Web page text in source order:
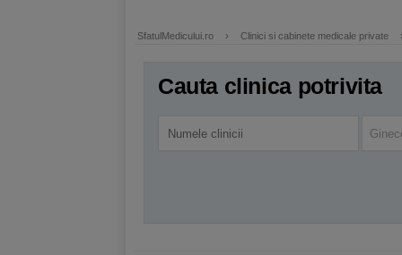
SfatulMedicului.ro › Clinici si cabinete medicale private
Cauta clinica potrivita